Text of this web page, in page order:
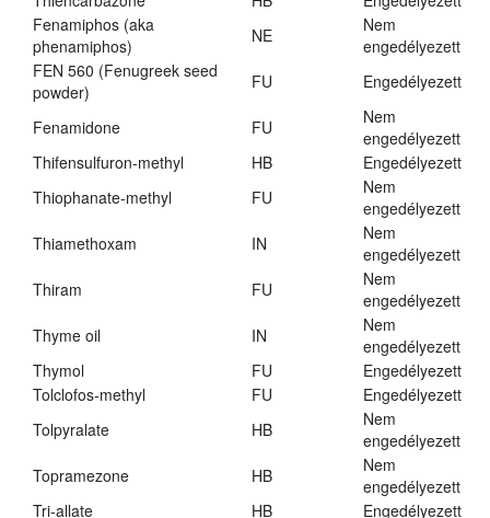
Fenamiphos (aka
phenamiphos)
NE
Nem
engedélyezett
FEN 560 (Fenugreek seed
powder)
FU Engedélyezett
Fenamidone FU
Nem
engedélyezett
Thifensulfuron-methyl
HB
Engedélyezett
Thiophanate-methyl
FU
Nem
engedélyezett
Thiamethoxam
IN
Nem
engedélyezett
Thiram
FU
Nem
engedélyezett
Thyme oil
IN
Nem
engedélyezett
Thymol
FU
Engedélyezett
Tolclofos-methyl
FU
Engedélyezett
Tolpyralate
HB
Nem
engedélyezett
Topramezone
HB
Nem
engedélyezett
Tri-allate
HB
Engedélyezett